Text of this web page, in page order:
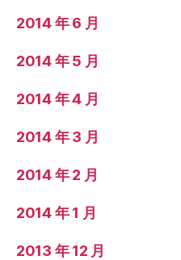
2014 年 6 月
2014 年 5 月
2014 年 4 月
2014 年 3 月
2014 年 2 月
2014 年 1 月
2013 年 12 月